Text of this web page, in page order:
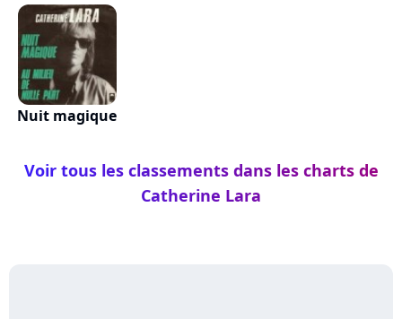
Nuit magique
Voir tous les classements dans les charts de
Catherine Lara